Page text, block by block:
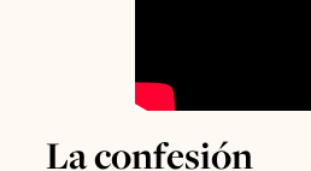
La confesión